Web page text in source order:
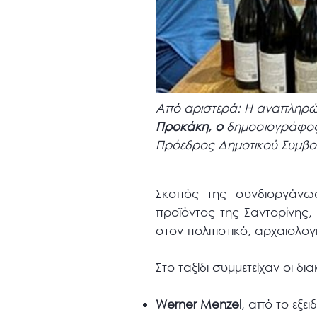
Aπό αριστερά: Η
Προκάκη, ο
Πρόεδρος Δημοτικού
Σκοπός της
προϊόντος της
στον πολιτιστικό,
Στο ταξίδι συμμετείχαν οι
Werner Menzel, από το